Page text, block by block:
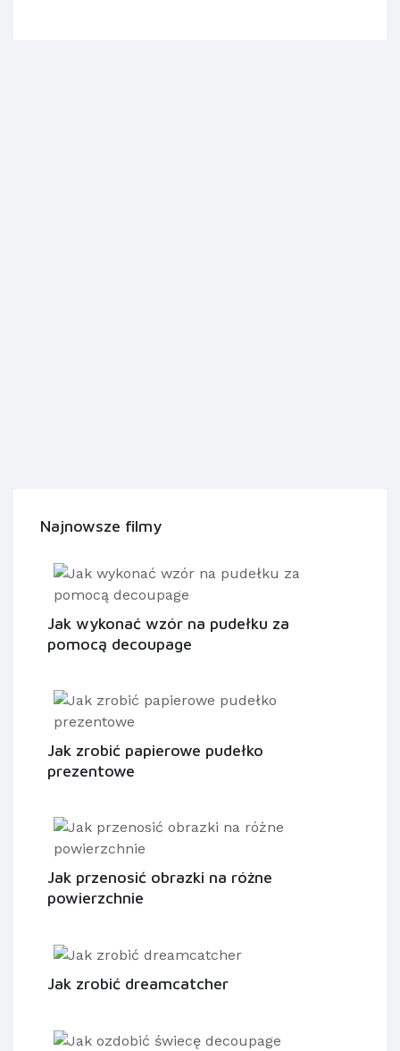
Najnowsze filmy
Jak wykonać wzór na pudełku za
pomocą decoupage
Jak zrobić papierowe pudełko
prezentowe
Jak przenosić obrazki na różne
powierzchnie
Jak zrobić dreamcatcher